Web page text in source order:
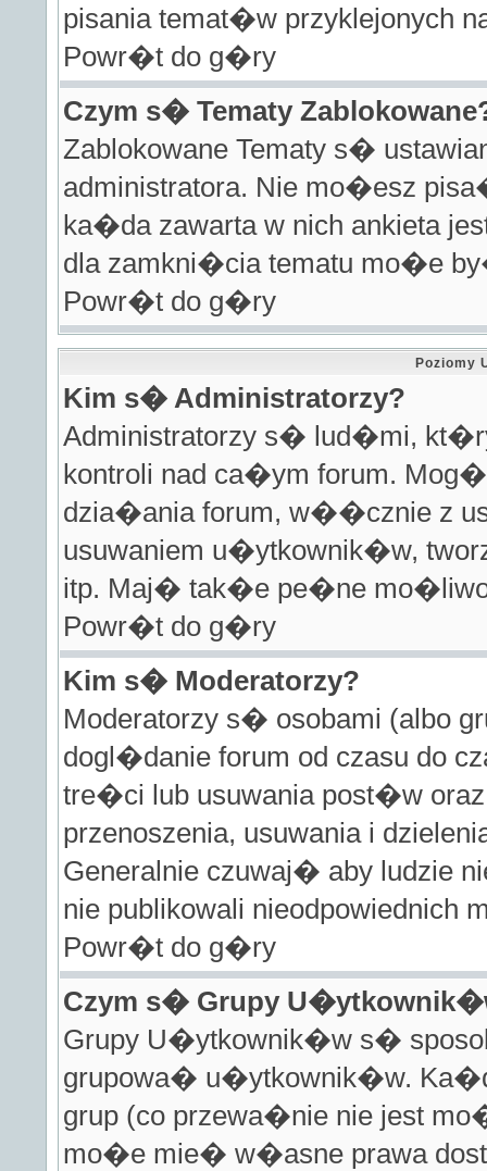
pisania temat�w przyklejonych
Powr�t do g�ry
Czym s� Tematy
Zablokowane Tematy s�
administratora. Nie mo�esz
ka�da zawarta w nich ankieta
dla zamkni�cia tematu mo�e
Powr�t do g�ry
Poziomy
Kim s� Administratorzy?
Administratorzy s� lud�mi,
kontroli nad ca�ym forum.
dzia�ania forum, w��cznie z
usuwaniem u�ytkownik�w,
itp. Maj� tak�e pe�ne
Powr�t do g�ry
Kim s� Moderatorzy?
Moderatorzy s� osobami (albo
dogl�danie forum od czasu do
tre�ci lub usuwania post�w
przenoszenia, usuwania i
Generalnie czuwaj� aby ludzie
nie publikowali nieodpowiednich
Powr�t do g�ry
Czym s� Grupy
Grupy U�ytkownik�w s�
grupowa� u�ytkownik�w.
grup (co przewa�nie nie jest
mo�e mie� w�asne prawa